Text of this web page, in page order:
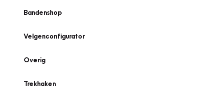
Bandenshop
Velgenconfigurator
Overig
Trekhaken